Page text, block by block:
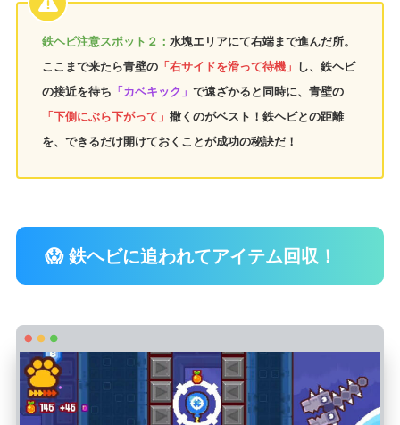
鉄ヘビ注意スポット２： 水塊エリアにて右端まで進んだ所。
ここまで来たら青壁の「右サイドを滑って待機」 し、鉄ヘビ
の接近を待ち 「カベキック」 で遠ざかると同時に、青壁の
「下側にぶら下がって」 撒くのがベスト！鉄ヘビとの距離
を、できるだけ開けておくことが成功の秘訣だ！
😱 鉄ヘビに追われてアイテム回収！